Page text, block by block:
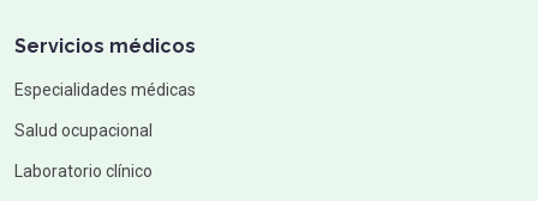
Servicios médicos
Especialidades médicas
Salud ocupacional
Laboratorio clínico